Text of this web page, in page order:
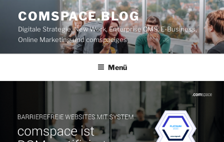
Inhalt
springen
COMSPACE.BLOG
Digitale Strategie, New Work, Enterprise CMS, E-Business,
Online Marketing und comspaciges
Menü